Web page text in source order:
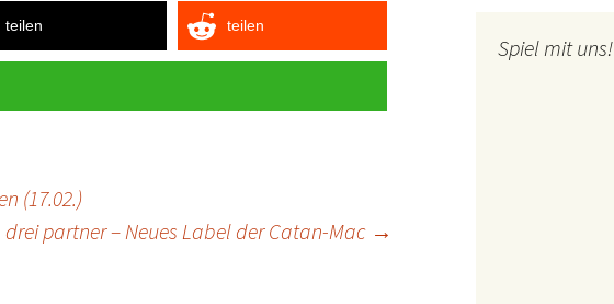
teilen teilen
(17.02.)
drei partner – Neues Label der Catan-Mac →
Spiel mit uns!